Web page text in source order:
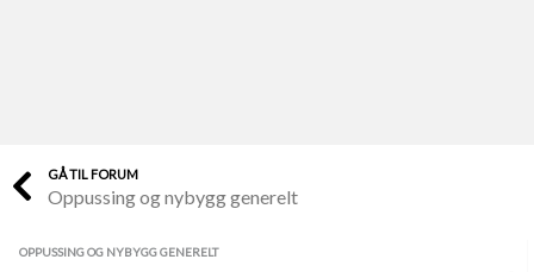
Finn håndverkere
GÅ TIL FORUM
Oppussing og nybygg generelt
OPPUSSING OG NYBYGG GENERELT